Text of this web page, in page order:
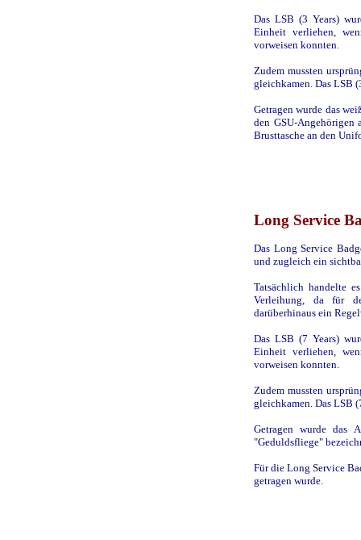
Das LSB (3 Years)
Einheit verliehen,
vorweisen konnten.
Zudem mussten
gleichkamen. Das LSB
Getragen wurde das
den GSU-
Brusttasche an den
Long Service
Das Long Service
und zugleich ein
Tatsächlich handelte
Verleihung, da für
darüberhinaus ein
Das LSB (7 Years)
Einheit verliehen,
vorweisen konnten.
Zudem mussten
gleichkamen. Das LSB
Getragen wurde das
"Geduldsfliege"
Für die Long Service
getragen wurde.